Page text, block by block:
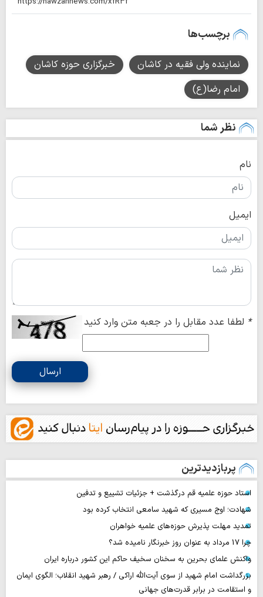
برچسب‌ها
نماینده ولی فقیه در کاشان
خبرگزاری حوزه کاشان
امام رضا(ع)
نظر شما
نام
ایمیل
* لطفا عدد مقابل را در جعبه متن وارد کنید
ارسال
پربازدیدترین
استاد حوزه علمیه قم درگذشت + جزئیات تشییع و تدفین
شهادت؛ اوج مسیری که شهید سامعی انتخاب کرده بود
تمدید مهلت پذیرش حوزه‌های علمیه خواهران
چرا 17 مرداد به عنوان روز خبرنگار نامیده شد؟
واکنش علمای بحرین به سخنان سخیف حاکم این کشور درباره ایران
بزرگداشت امام شهید از سوی آیت‌الله اراکی / رهبر شهید انقلاب؛ الگوی ایمان
و استقامت در برابر قدرت‌های جهانی